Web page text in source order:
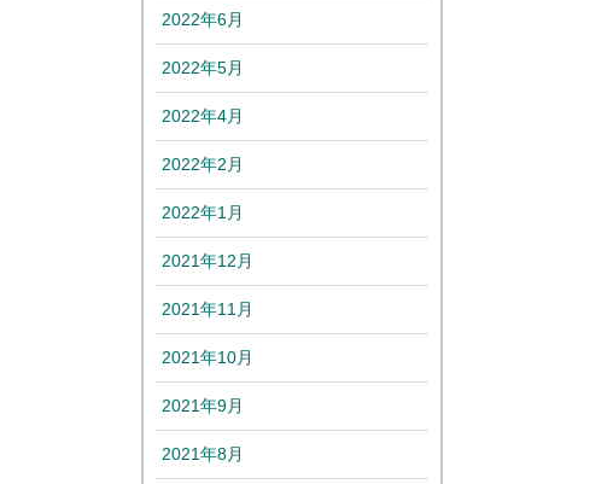
2022年6月
2022年5月
2022年4月
2022年2月
2022年1月
2021年12月
2021年11月
2021年10月
2021年9月
2021年8月